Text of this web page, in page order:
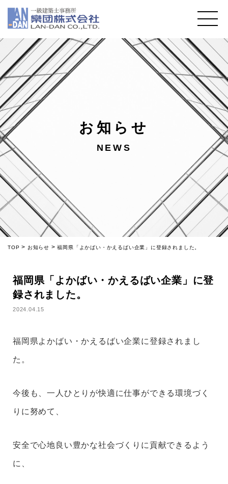
お知らせ
NEWS
TOP > お知らせ >福岡県「よかばい・かえるばい企業」に登録されました。
福岡県「よかばい・かえるばい企業」に登
録されました。
2024.04.15
福岡県よかばい・かえるばい企業に登録されまし
た。
今後も、一人ひとりが快適に仕事ができる環境づく
りに努めて、
安全で心地良い豊かな社会づくりに貢献できるよう
に、